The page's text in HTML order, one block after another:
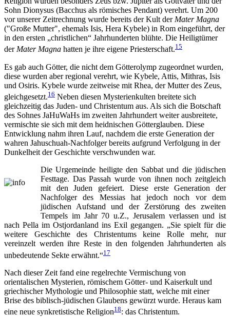
Sohn Dionysus (Bacchus als römisches Pendant) verehrt. Um 200
vor unserer Zeitrechnung wurde bereits der Kult derMater Magna
("Große Mutter", ehemals Isis, Hera Kybele) in Rom eingeführt, der
in den ersten „christlichen“ Jahrhunderten blühte. Die Heiligtümer
derMater Magna hatten je ihre eigene Priesterschaft.15
Es gab auch Götter, die nicht dem Götterolymp zugeordnet wurden,
diese wurden aber regional verehrt, wie Kybele, Attis, Mithras, Isis
und Osiris. Kybele wurde zeitweise mit Rhea, der Mutter des Zeus,
gleichgesetzt.16 Neben diesen Mysterienkulten breitete sich
gleichzeitig das Juden- und Christentum aus. Als sich die Botschaft
des Sohnes JaHuWaHs im zweiten Jahrhundert weiter ausbreitete,
vermischte sie sich mit dem heidnischen Götterglauben. Diese
Entwicklung nahm ihren Lauf, nachdem die erste Generation der
wahren Jahuschuah-Nachfolger bereits aufgrund Verfolgung in der
Dunkelheit der Geschichte verschwunden war.
Die Urgemeinde heiligte den Sabbat und die jüdischen
Festtage. Das Passah wurde von ihnen noch zeitgleich
mit den Juden gefeiert. Diese erste Generation der
Nachfolger des Messias hat jedoch noch vor dem
jüdischen Aufstand und der Zerstörung des zweiten
Tempels im Jahr 70 u.Z., Jerusalem verlassen und ist
nach Pella im Ostjordanland ins Exil gegangen. „Sie spielt für die
weitere Geschichte des Christentums keine Rolle mehr, nur
vereinzelt werden ihre Reste in den folgenden Jahrhunderten als
unbedeutende Sekte erwähnt.“17
Nach dieser Zeit fand eine regelrechte Vermischung von
orientalischen Mysterien, römischem Götter- und Kaiserkult und
griechischer Mythologie und Philosophie statt, welche mit einer
Brise des biblisch-jüdischen Glaubens gewürzt wurde. Heraus kam
eine neue synkretistische Religion18: das Christentum.